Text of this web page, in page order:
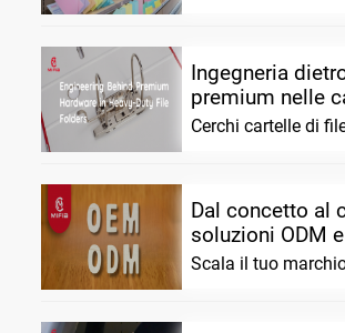
日本語
Português
marchio
Ingegneria
premium nelle
pesanti
Cerchi cartelle di
Dal concetto al
soluzioni ODM
per marchi di
Scala il tuo